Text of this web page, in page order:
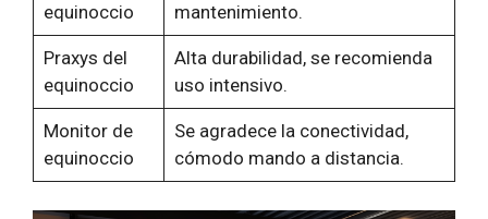
equinoccio
mantenimiento.
Praxys del
equinoccio
Alta durabilidad, se recomienda
uso intensivo.
Monitor de
equinoccio
Se agradece la conectividad,
cómodo mando a distancia.